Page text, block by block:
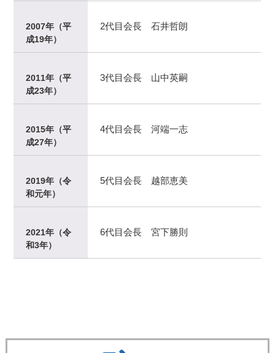
2007年（平
成19年）
2代目会長 石井哲朗
2011年（平
成23年）
3代目会長 山中英嗣
2015年（平
成27年）
4代目会長 河端一志
2019年（令
和元年）
5代目会長 越部恵美
2021年（令
和3年）
6代目会長 宮下勝則